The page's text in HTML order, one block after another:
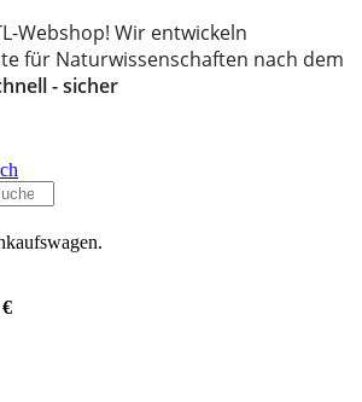
Webshop! Wir entwickeln
für Naturwissenschaften nach dem
- sicher